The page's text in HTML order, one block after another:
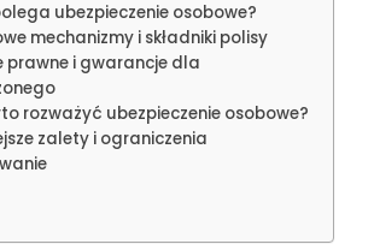
ubezpieczenie osobowe?
mechanizmy i składniki polisy
prawne i gwarancje dla
rozważyć ubezpieczenie osobowe?
zalety i ograniczenia